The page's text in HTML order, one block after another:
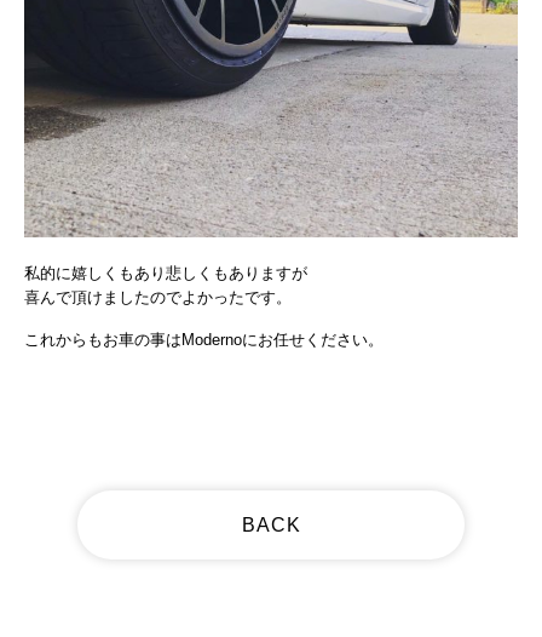
私的に嬉しくもあり悲しくもありますが
喜んで頂けましたのでよかったです。
これからもお車の事はModernoにお任せください。
BACK